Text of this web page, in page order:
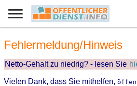
Fehlermeldung/Hinweis
Netto-Gehalt zu niedrig? - lesen Sie
Vielen Dank, dass Sie mithelfen,